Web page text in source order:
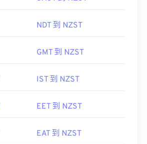
NDT 到 NZST
GMT 到 NZST
IST 到 NZST
EET 到 NZST
EAT 到 NZST